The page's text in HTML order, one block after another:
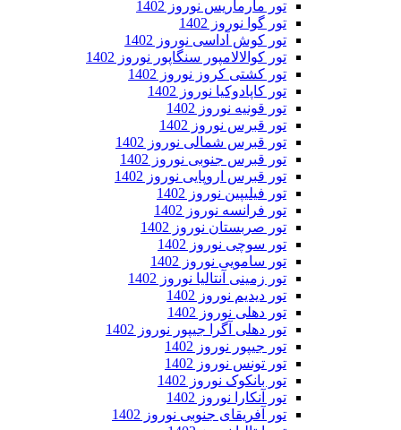
تور مارماریس نوروز 1402
تور گوا نوروز 1402
تور کوش آداسی نوروز 1402
تور کوالالامپور سنگاپور نوروز 1402
تور کشتی کروز نوروز 1402
تور کاپادوکیا نوروز 1402
تور قونیه نوروز 1402
تور قبرس نوروز 1402
تور قبرس شمالی نوروز 1402
تور قبرس جنوبی نوروز 1402
تور قبرس اروپایی نوروز 1402
تور فیلیپین نوروز 1402
تور فرانسه نوروز 1402
تور صربستان نوروز 1402
تور سوچی نوروز 1402
تور سامویی نوروز 1402
تور زمینی آنتالیا نوروز 1402
تور دیدیم نوروز 1402
تور دهلی نوروز 1402
تور دهلی آگرا جیپور نوروز 1402
تور جیپور نوروز 1402
تور تونس نوروز 1402
تور بانکوک نوروز 1402
تور آنکارا نوروز 1402
تور آفریقای جنوبی نوروز 1402